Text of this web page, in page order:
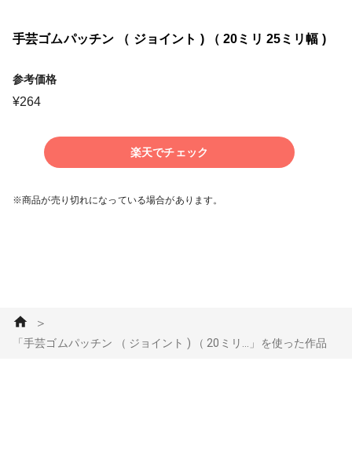
手芸ゴムパッチン （ ジョイント ) （ 20ミリ 25ミリ幅 )
参考価格
¥264
楽天でチェック
※商品が売り切れになっている場合があります。
＞
「手芸ゴムパッチン （ ジョイント ) （ 20ミリ...」を使った作品